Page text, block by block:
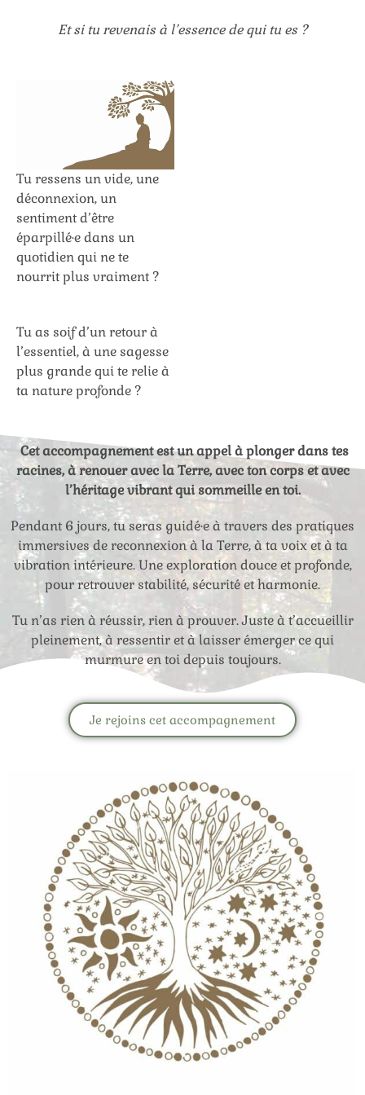
Et si tu revenais à l’essence de qui tu es ?
Tu ressens un vide, une
déconnexion, un
sentiment d’être
éparpillé·e dans un
quotidien qui ne te
nourrit plus vraiment ?
Tu as soif d’un retour à
l’essentiel, à une sagesse
plus grande qui te relie à
ta nature profonde ?
Cet accompagnement est un appel à plonger dans tes
racines, à renouer avec la Terre, avec ton corps et avec
l’héritage vibrant qui sommeille en toi.
Pendant 6 jours, tu seras guidé·e à travers des pratiques
immersives de reconnexion à la Terre, à ta voix et à ta
vibration intérieure. Une exploration douce et profonde,
pour retrouver stabilité, sécurité et harmonie.
Tu n’as rien à réussir, rien à prouver. Juste à t’accueillir
pleinement, à ressentir et à laisser émerger ce qui
murmure en toi depuis toujours.
Je rejoins cet accompagnement